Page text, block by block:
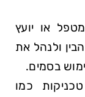
או יועץ
ולנהל את
בסמים.
טכניקות כמו